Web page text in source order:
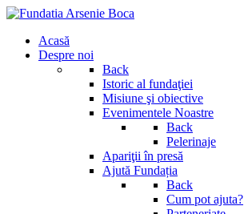
Acasă
Despre noi
Back
Istoric al fundaţiei
Misiune şi obiective
Evenimentele Noastre
Back
Pelerinaje
Apariţii în presă
Ajută Fundația
Back
Cum pot ajuta?